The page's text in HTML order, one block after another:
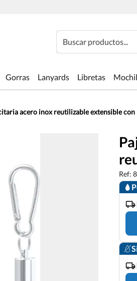
Buscar productos...
Gorras Lanyards Libretas
acero inox reutilizable extensible
Ref: